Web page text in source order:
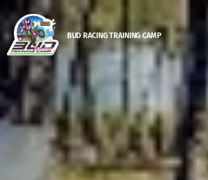
BUD RACING TRAINING CAMP